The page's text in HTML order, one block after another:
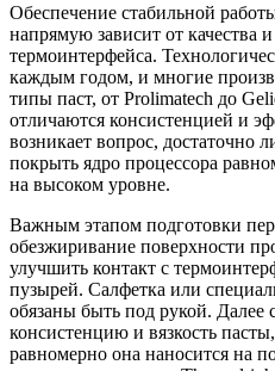
Обеспечение стабильной
напрямую зависит от качества
термоинтерфейса.
каждым годом, и многие
типы паст, от Prolimatech до
отличаются консистенцией и
возникает вопрос, достаточно
покрыть ядро процессора
на высоком уровне.
Важным этапом подготовки
обезжиривание поверхности
улучшить контакт с
пузырей. Салфетка или
обязаны быть под рукой. Далее
консистенцию и вязкость
равномерно она наносится на